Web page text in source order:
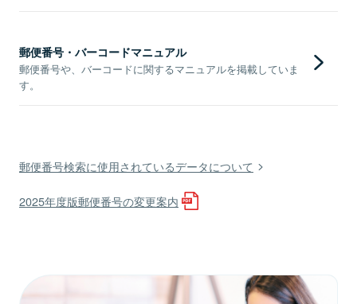
郵便番号・バーコードマニュアル
郵便番号や、バーコードに関するマニュアルを掲載していま
す。
郵便番号検索に使用されているデータについて
2025年度版郵便番号の変更案内